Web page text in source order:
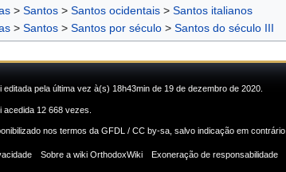
> Santos > Santos ocidentais > Santos italianos
> Santos > Santos por século > Santos do século III
editada pela última vez à(s) 18h43min de 19 de dezembro de 2020.
acedida 12 668 vezes.
nos termos da GFDL / CC by-sa , salvo indicação em contrário.
Sobre a wiki OrthodoxWiki Exoneração de responsabilidade